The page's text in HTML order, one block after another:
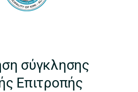
σύγκλησης
Επιτροπής